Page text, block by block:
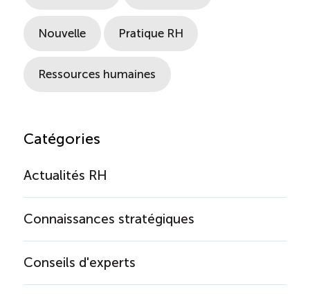
Nouvelle Pratique RH
Ressources humaines
Catégories
Actualités RH
Connaissances stratégiques
Conseils d'experts